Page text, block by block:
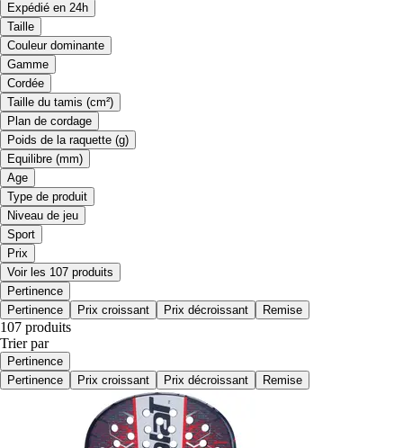
Expédié en 24h
Taille
Couleur dominante
Gamme
Cordée
Taille du tamis (cm²)
Plan de cordage
Poids de la raquette (g)
Equilibre (mm)
Age
Type de produit
Niveau de jeu
Sport
Prix
Voir les 107 produits
Pertinence
Pertinence
Prix croissant Prix décroissant Remise
107 produits
Trier par
Pertinence
Pertinence
Prix croissant Prix décroissant Remise